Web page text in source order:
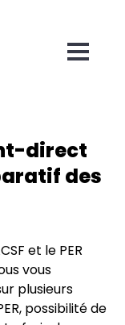
direct
des
et le PER
vous
plusieurs
possibilité de